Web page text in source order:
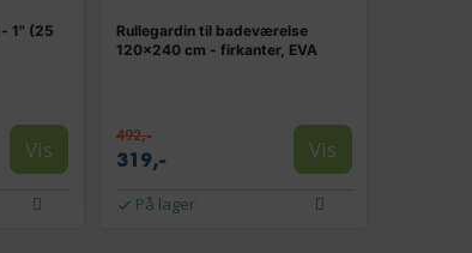
1" (25
Vis
Rullegardin til badeværelse
120×240 cm - firkanter, EVA
492,-
319,- Vis
På lager